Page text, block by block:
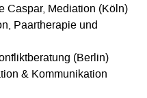
Caspar, Mediation (Köln)
Paartherapie und
(Berlin)
& Kommunikation